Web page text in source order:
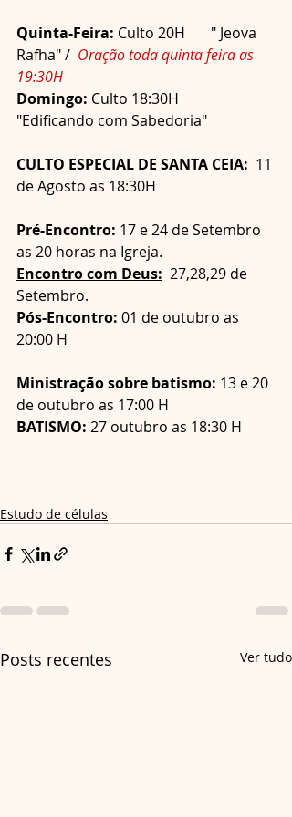
Quinta-Feira: Culto 20H       " Jeova
Rafha" / Oração toda quinta feira as
19:30H
Domingo: Culto 18:30H
"Edificando com Sabedoria"
CULTO ESPECIAL DE SANTA CEIA: 11
de Agosto as 18:30H
Pré-Encontro: 17 e 24 de Setembro
as 20 horas na Igreja.
Encontro com Deus:
  27,28,29 de
Setembro.
Pós-Encontro: 01 de outubro as
20:00 H
Ministração sobre batismo: 13 e 20
de outubro as 17:00 H
BATISMO: 27 outubro as 18:30 H
Estudo de células
Posts recentes Ver tudo